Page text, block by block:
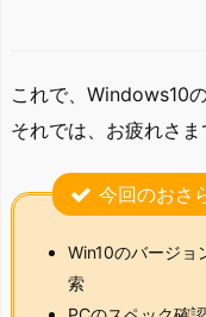
これで、Windows10
それでは、お疲れさま
今回のおさ
Win10のバージョ
索